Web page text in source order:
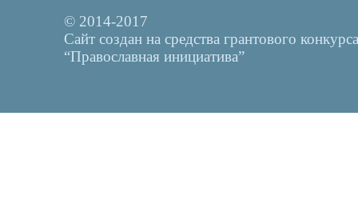
© 2014-2017
Сайт создан на средства грантового конкурса
“Православная инициатива”